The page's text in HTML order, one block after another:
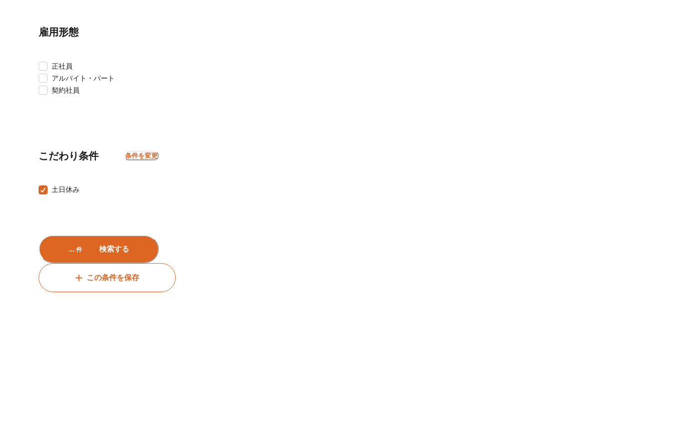
雇用形態
正社員
アルバイト・パート
契約社員
こだわり条件 条件を変更
土日休み
... 件 検索する
この条件を保存